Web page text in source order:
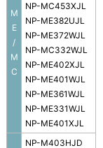
M
E
/
M
C
NP-MC453XJL
NP-ME382UJL
NP-ME372WJL
NP-MC332WJL
NP-ME402XJL
NP-ME401WJL
NP-ME361WJL
NP-ME331WJL
NP-ME401XJL
NP-M403HJD